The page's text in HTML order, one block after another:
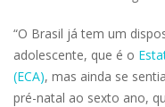
“O Brasil já tem um
adolescente, que é o
(ECA), mas ainda se
pré-natal ao sexto ano,